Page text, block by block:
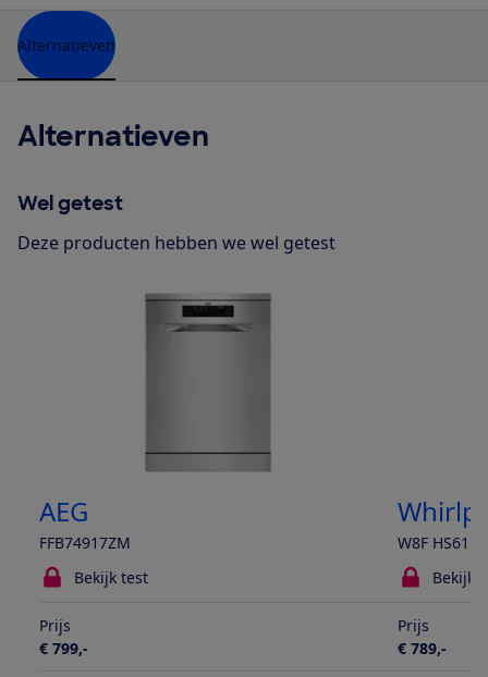
Alternatieven
Alternatieven
Wel getest
Deze producten hebben we wel getest
AEG
FFB74917ZM
W8F HS61BS
Bekijk test
Bekijk
Prijs
€ 799,-
Prijs
€ 789,-